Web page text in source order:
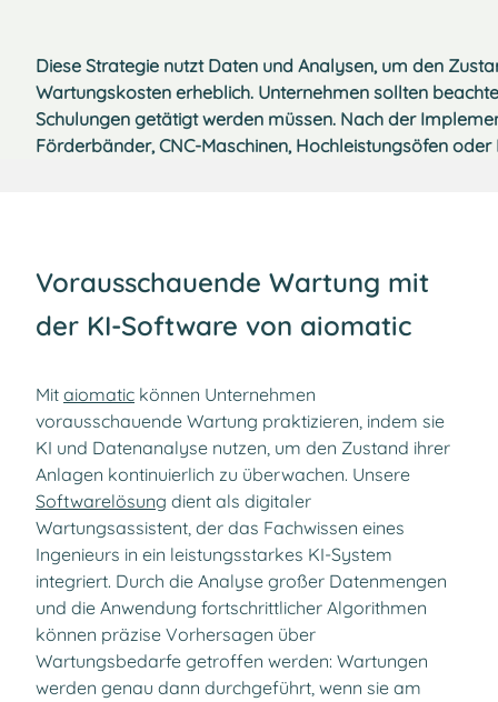
Diese Strategie nutzt Daten und Analysen, um den
Wartungskosten erheblich. Unternehmen sollten
Schulungen getätigt werden müssen. Nach der
Förderbänder, CNC-Maschinen, Hochleistungsöfen
Vorausschauende Wartung mit
der KI-Software von aiomatic
Mit aiomatic können Unternehmen
vorausschauende Wartung praktizieren, indem sie
KI und Datenanalyse nutzen, um den Zustand ihrer
Anlagen kontinuierlich zu überwachen. Unsere
Softwarelösung dient als digitaler
Wartungsassistent, der das Fachwissen eines
Ingenieurs in ein leistungsstarkes KI-System
integriert. Durch die Analyse großer Datenmengen
und die Anwendung fortschrittlicher Algorithmen
können präzise Vorhersagen über
Wartungsbedarfe getroffen werden: Wartungen
werden genau dann durchgeführt, wenn sie am